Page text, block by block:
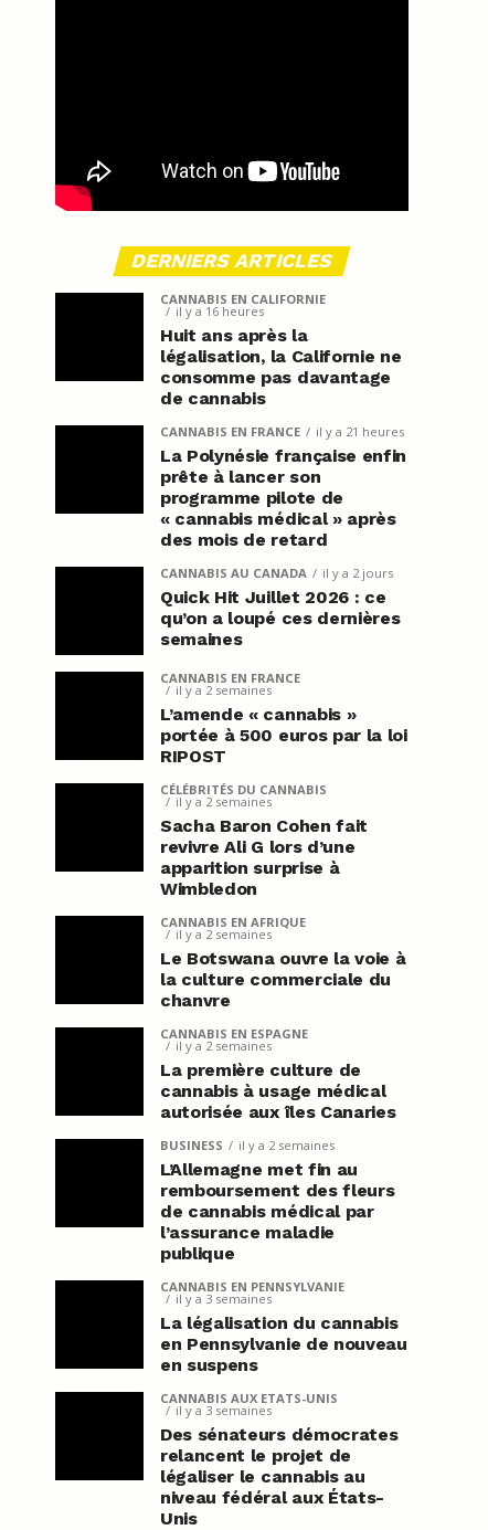
DERNIERS ARTICLES
CANNABIS EN CALIFORNIE
il y a 16 heures
Huit ans après la
légalisation, la Californie ne
consomme pas davantage
de cannabis
CANNABIS EN FRANCE il y a 21 heures
La Polynésie française enfin
prête à lancer son
programme pilote de
« cannabis médical » après
des mois de retard
CANNABIS AU CANADA il y a 2 jours
Quick Hit Juillet 2026 : ce
qu’on a loupé ces dernières
semaines
CANNABIS EN FRANCE
il y a 2 semaines
L’amende « cannabis »
portée à 500 euros par la loi
RIPOST
CÉLÉBRITÉS DU CANNABIS
il y a 2 semaines
Sacha Baron Cohen fait
revivre Ali G lors d’une
apparition surprise à
Wimbledon
CANNABIS EN AFRIQUE
il y a 2 semaines
Le Botswana ouvre la voie à
la culture commerciale du
chanvre
CANNABIS EN ESPAGNE
il y a 2 semaines
La première culture de
cannabis à usage médical
autorisée aux îles Canaries
BUSINESS il y a 2 semaines
L’Allemagne met fin au
remboursement des fleurs
de cannabis médical par
l’assurance maladie
publique
CANNABIS EN PENNSYLVANIE
il y a 3 semaines
La légalisation du cannabis
en Pennsylvanie de nouveau
en suspens
CANNABIS AUX ETATS-UNIS
il y a 3 semaines
Des sénateurs démocrates
relancent le projet de
légaliser le cannabis au
niveau fédéral aux États-
Unis